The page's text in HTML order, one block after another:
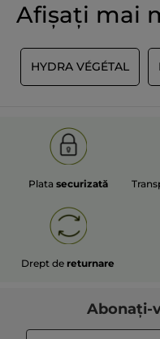
Afișați mai
HYDRA VÉGÉTAL
Plata securizată
Drept de returnare